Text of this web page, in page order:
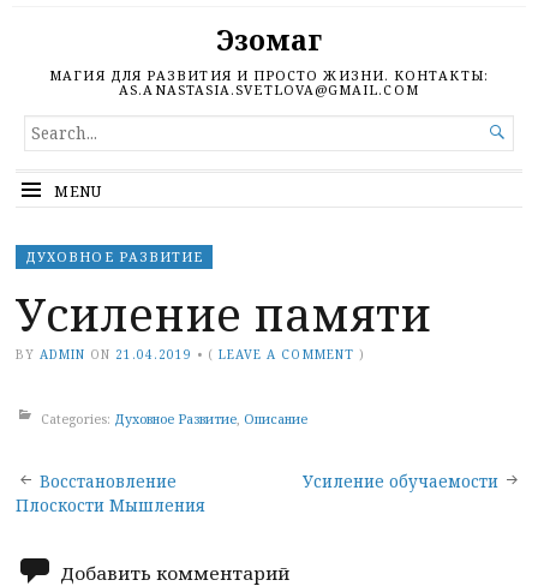
Эзомаг
МАГИЯ ДЛЯ РАЗВИТИЯ И ПРОСТО ЖИЗНИ. КОНТАКТЫ:
AS.ANASTASIA.SVETLOVA@GMAIL.COM
SEARCH
FOR...

MENU
ДУХОВНОЕ РАЗВИТИЕ
Усиление памяти
BY ADMIN ON 21.04.2019 • (LEAVE A COMMENT )
Categories: Духовное Развитие, Описание
Post
navigation
Восстановление
Плоскости Мышления
Усиление обучаемости
Добавить комментарий